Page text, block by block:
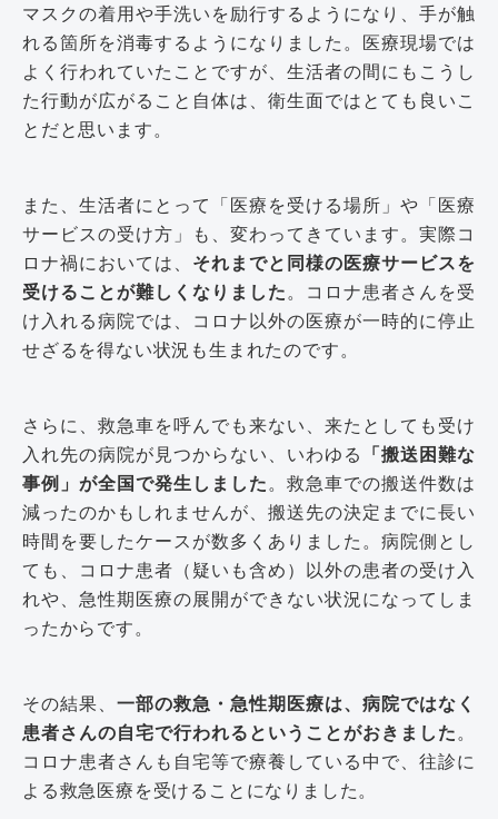
マスクの着用や手洗いを励行するようになり、手が触
れる箇所を消毒するようになりました。医療現場では
よく行われていたことですが、生活者の間にもこうし
た行動が広がること自体は、衛生面ではとても良いこ
とだと思います。
また、生活者にとって「医療を受ける場所」や「医療
サービスの受け方」も、変わってきています。実際コ
ロナ禍においては、 それまでと同様の医療サービスを
受けることが難しくなりました 。コロナ患者さんを受
け入れる病院では、コロナ以外の医療が一時的に停止
せざるを得ない状況も生まれたのです。
さらに、救急車を呼んでも来ない、来たとしても受け
入れ先の病院が見つからない、いわゆる 「搬送困難な
事例」が全国で発生しました 。救急車での搬送件数は
減ったのかもしれませんが、搬送先の決定までに長い
時間を要したケースが数多くありました。病院側とし
ても、コロナ患者（疑いも含め）以外の患者の受け入
れや、急性期医療の展開ができない状況になってしま
ったからです。
その結果、一部の救急・急性期医療は、病院ではなく
患者さんの自宅で行われるということがおきました 。
コロナ患者さんも自宅等で療養している中で、往診に
よる救急医療を受けることになりました。